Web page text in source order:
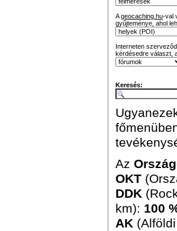
Ageocaching.hu-val
gyűjteménye, ahol
Interneten
kérdésedre választ,
Keresés:
Az
OKT
DDK
km): 100
AK